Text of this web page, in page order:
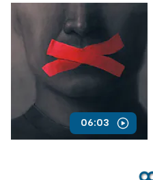
06:03